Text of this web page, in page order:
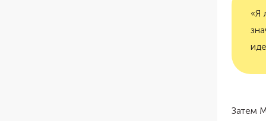
«Я
Затем